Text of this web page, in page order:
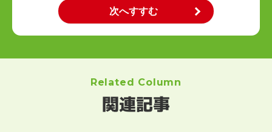
Related Column
関連記事